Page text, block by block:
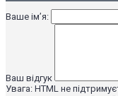
Ваше ім’я:
Ваш відгук
Увага: HTML не